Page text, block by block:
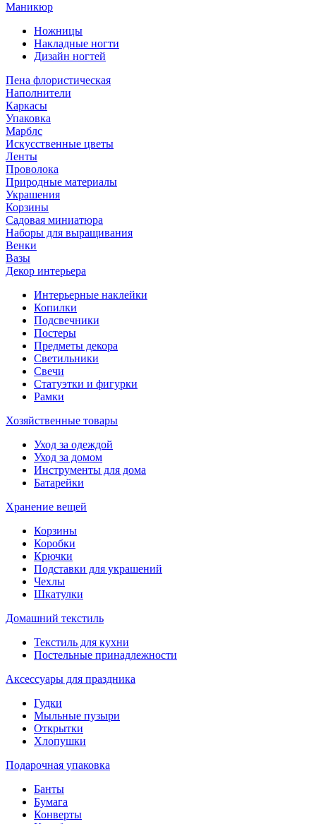
Маникюр
Ножницы
Накладные ногти
Дизайн ногтей
Пена флористическая
Наполнители
Каркасы
Упаковка
Марблс
Искусственные цветы
Ленты
Проволока
Природные материалы
Украшения
Корзины
Садовая миниатюра
Наборы для выращивания
Венки
Вазы
Декор интерьера
Интерьерные наклейки
Копилки
Подсвечники
Постеры
Предметы декора
Светильники
Свечи
Статуэтки и фигурки
Рамки
Хозяйственные товары
Уход за одеждой
Уход за домом
Инструменты для дома
Батарейки
Хранение вещей
Корзины
Коробки
Крючки
Подставки для украшений
Чехлы
Шкатулки
Домашний текстиль
Текстиль для кухни
Постельные принадлежности
Аксессуары для праздника
Гудки
Мыльные пузыри
Открытки
Хлопушки
Подарочная упаковка
Банты
Бумага
Конверты